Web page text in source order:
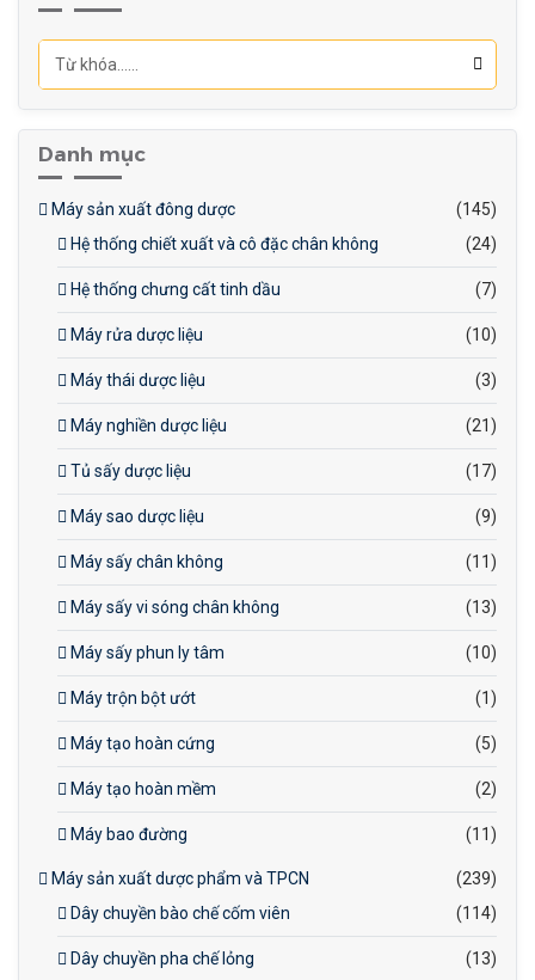
máy: 1500x1350x2100mm
Danh mục
Máy sản xuất đông dược
(145)
Hệ thống chiết xuất và cô đặc chân không
(24)
Hệ thống chưng cất tinh dầu (7)
Máy rửa dược liệu (10)
Máy thái dược liệu (3)
Máy nghiền dược liệu (21)
Tủ sấy dược liệu (17)
Máy sao dược liệu (9)
Máy sấy chân không (11)
Máy sấy vi sóng chân không (13)
Máy sấy phun ly tâm (10)
Máy trộn bột ướt (1)
Máy tạo hoàn cứng (5)
Máy tạo hoàn mềm (2)
Máy bao đường (11)
Máy sản xuất dược phẩm và TPCN
(239)
Dây chuyền bào chế cốm viên
(114)
Dây chuyền pha chế lỏng (13)